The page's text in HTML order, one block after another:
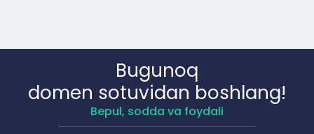
Bugunoq
domen sotuvidan boshlang!
Bepul, sodda va foydali